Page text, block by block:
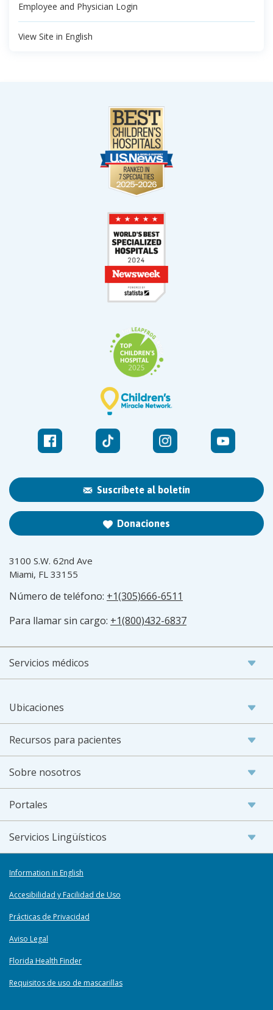
Employee and Physician Login
View Site in English
Suscríbete al boletín
Donaciones
3100 S.W. 62nd Ave
Miami, FL 33155
Número de teléfono: +1(305)666-6511
Para llamar sin cargo: +1(800)432-6837
Servicios médicos
Ubicaciones
Recursos para pacientes
Sobre nosotros
Portales
Servicios Lingüísticos
Information in English
Accesibilidad y Facilidad de Uso
Prácticas de Privacidad
Aviso Legal
Florida Health Finder
Requisitos de uso de mascarillas